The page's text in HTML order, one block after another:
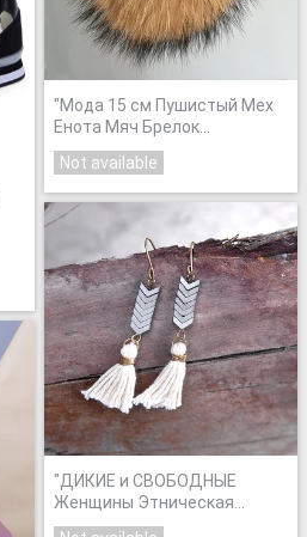
"Мода 15 см Пушистый Мех
Енота Мяч Брелок
Натурального Меха Фокс
Брелок Мех понпоны
меховые брелок помпон
Очарование Женщины Сумку
Not available
"ДИКИЕ и СВОБОДНЫЕ
Женщины Этническая
Бежевый Кисточкой